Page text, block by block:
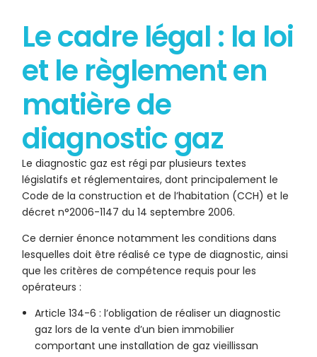
Le cadre légal : la loi
et le règlement en
matière de
diagnostic gaz
Le diagnostic gaz est régi par plusieurs textes
législatifs et réglementaires, dont principalement le
Code de la construction et de l’habitation (CCH) et le
décret n°2006-1147 du 14 septembre 2006.
Ce dernier énonce notamment les conditions dans
lesquelles doit être réalisé ce type de diagnostic, ainsi
que les critères de compétence requis pour les
opérateurs :
Article 134-6 : l’obligation de réaliser un diagnostic
gaz lors de la vente d’un bien immobilier
comportant une installation de gaz vieillissan